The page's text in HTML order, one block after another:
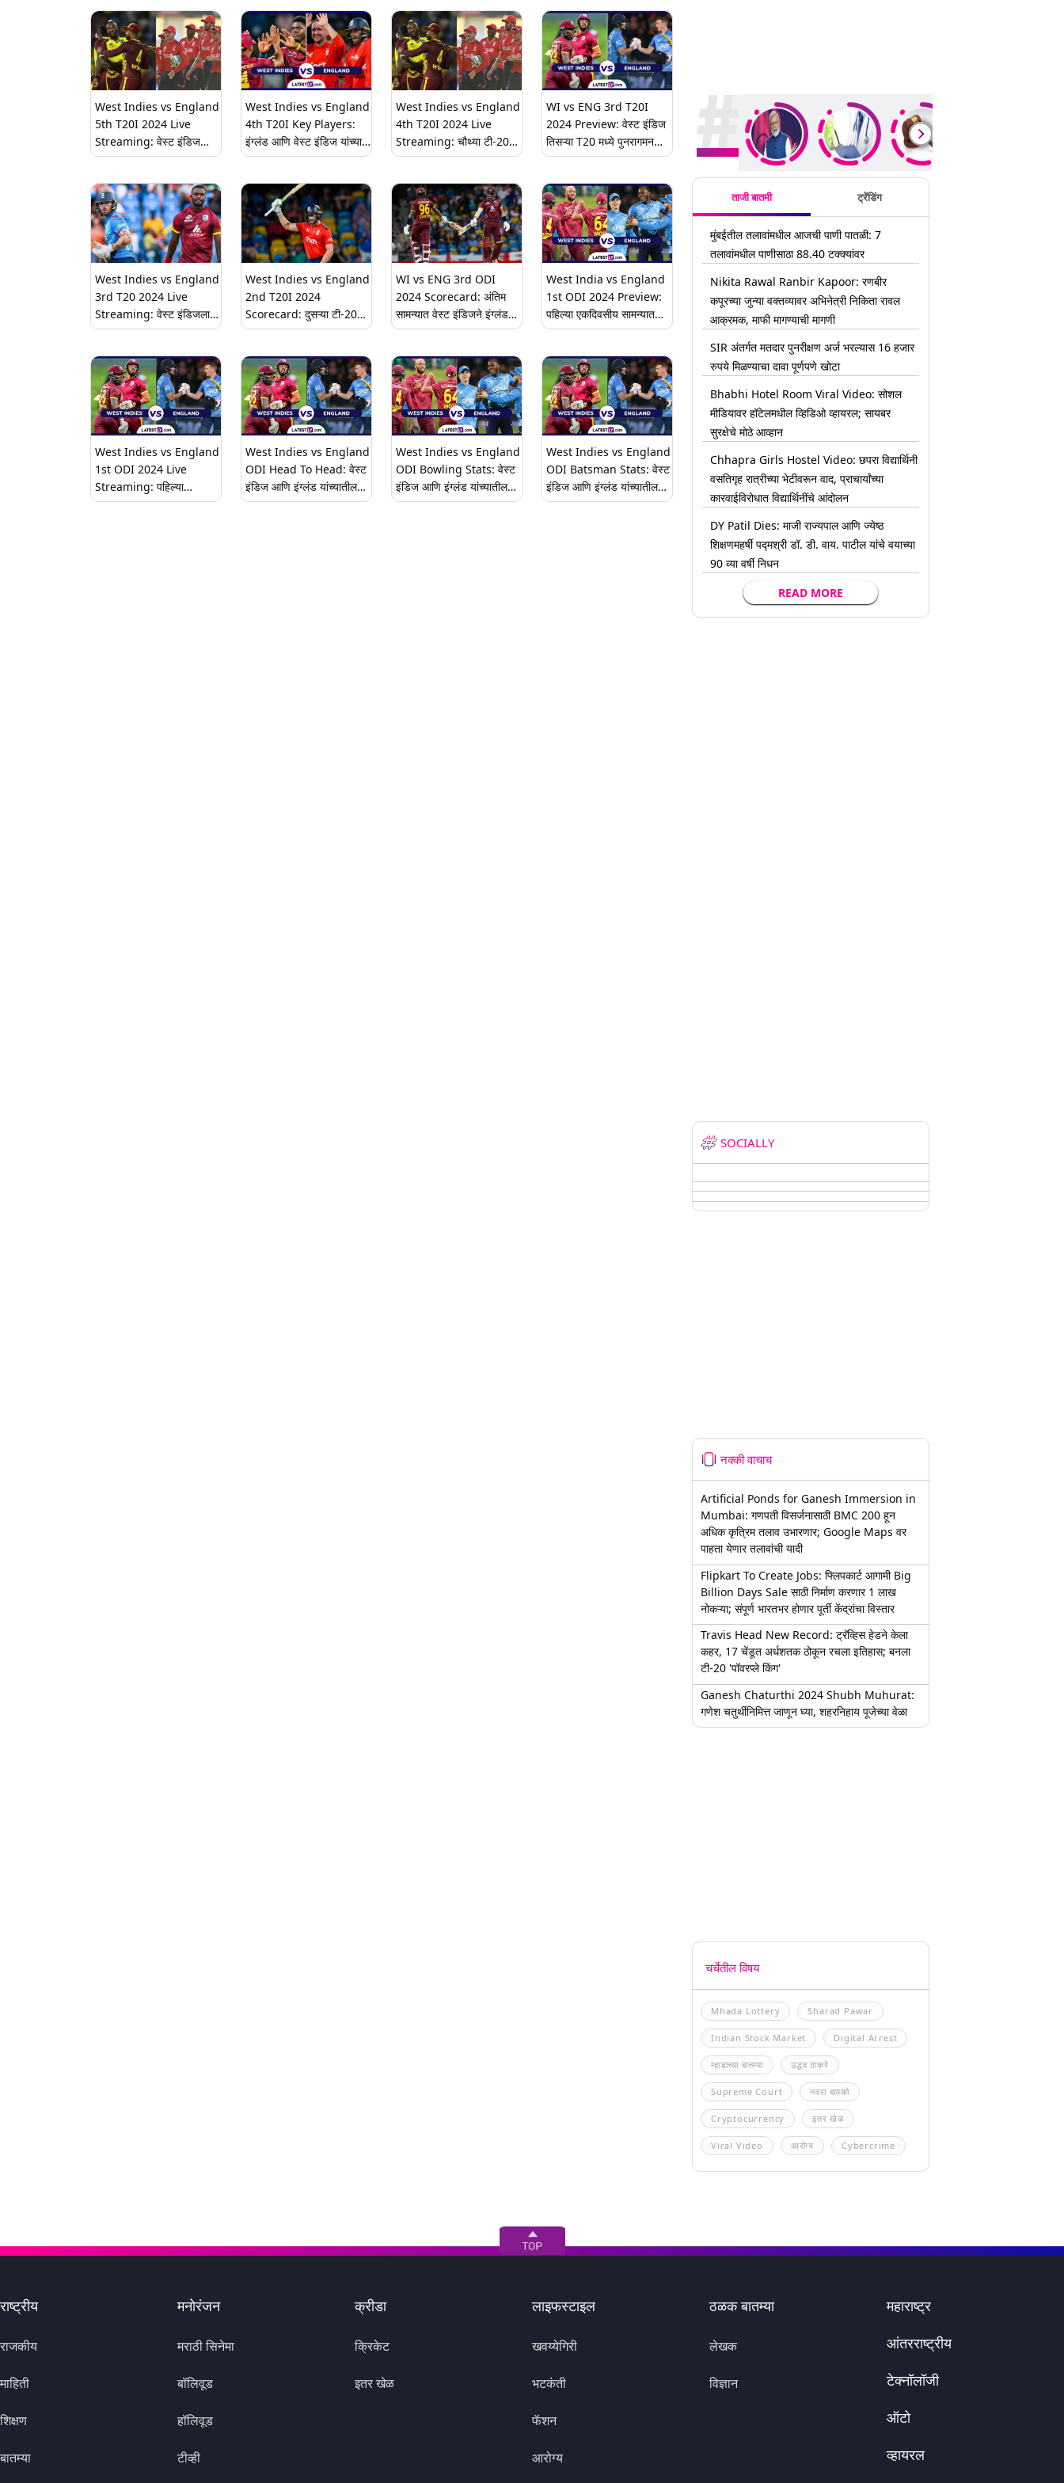
West Indies vs England
5th T20I 2024 Live
Streaming: वेस्ट इंडिज
आणि इंग्लंड यांच्यात खेळवला
भारतात कधी अन् कुठे घेणार थेट
सामन्याचा आनंद?
West Indies vs England
4th T20I Key Players:
इंग्लंड आणि वेस्ट इंडिज यांच्यात
खेळला जाणार रोमांचक सामना,
दिग्गज खेळाडूंवर
West Indies vs England
4th T20I 2024 Live
Streaming: चौथ्या टी-20
मध्ये इंग्लंडला कडवी टक्कर
मैदानात, इथे जाणून घ्या भारतात
थेट सामन्याचा कधी अन् कुठे
घेणार आनंद
WI vs ENG 3rd T20I
2024 Preview: वेस्ट इंडिज
तिसऱ्या T20 मध्ये पुनरागमन
करेल की इंग्लंड मालिका ताब्यात
अहवाल आणि लाईव्ह
स्ट्रीमिंगबद्दल घ्या जाणून
West Indies vs England
3rd T20 2024 Live
Streaming: वेस्ट इंडिजला
पराभूत करून मालिका
तिसऱ्या T20 मध्ये उतरणार,
जाणून घ्या भारतात थेट सामन्याचे
प्रक्षेपण कधी, कुठे आणि कसे
पहाल
West Indies vs England
2nd T20I 2024
Scorecard: दुसऱ्या टी-20
सामन्यात इंग्लंडने वेस्ट इंडिजचा
मालिकेत 2-0 अशी आघाडी
घेतली; जोस बटलरने शानदार
खेळी केली
WI vs ENG 3rd ODI
2024 Scorecard: अंतिम
सामन्यात वेस्ट इंडिजने इंग्लंडचा
8 गडी राखून केला पराभव,
कार्टी आणि ब्रँडन यांनी
झळकावली शतके
West India vs England
1st ODI 2024 Preview:
पहिल्या एकदिवसीय सामन्यात
वेस्ट इंडिज आणि इंग्लंड यांच्यात
जाणून घ्या हेड टू हेड, लाइव्ह
स्ट्रीमिंहसह संपूर्ण अहवाल
West Indies vs England
1st ODI 2024 Live
Streaming: पहिल्या
एकदिवसीय सामन्यात वेस्ट इंडिज
West Indies vs England
ODI Head To Head: वेस्ट
इंडिज आणि इंग्लंड यांच्यातील
एकदिवसीय सामन्यात कोणाचे
West Indies vs England
ODI Bowling Stats: वेस्ट
इंडिज आणि इंग्लंड यांच्यातील
वनडे सामन्यात 'या' गोलंदाजांनी
West Indies vs England
ODI Batsman Stats: वेस्ट
इंडिज आणि इंग्लंड यांच्यातील
एकदिवसीय सामन्यात 'या'
ताजी बातमी ट्रेंडिंग
मुंबईतील तलावांमधील आजची पाणी पातळी: 7
तलावांमधील पाणीसाठा 88.40 टक्क्यांवर
Nikita Rawal Ranbir Kapoor: रणबीर
कपूरच्या जुन्या वक्तव्यावर अभिनेत्री निकिता रावल
आक्रमक, माफी मागण्याची मागणी
SIR अंतर्गत मतदार पुनरीक्षण अर्ज भरल्यास 16 हजार
रुपये मिळण्याचा दावा पूर्णपणे खोटा
Bhabhi Hotel Room Viral Video: सोशल
मीडियावर हॉटेलमधील व्हिडिओ व्हायरल; सायबर
सुरक्षेचे मोठे आव्हान
Chhapra Girls Hostel Video: छपरा विद्यार्थिनी
वसतिगृह रात्रीच्या भेटीवरून वाद, प्राचार्यांच्या
कारवाईविरोधात विद्यार्थिनींचे आंदोलन
DY Patil Dies: माजी राज्यपाल आणि ज्येष्ठ
शिक्षणमहर्षी पद्मश्री डॉ. डी. वाय. पाटील यांचे वयाच्या
90 व्या वर्षी निधन
READ MORE
SOCIALLY
नक्की वाचाच
Artificial Ponds for Ganesh Immersion in
Mumbai: गणपती विसर्जनासाठी BMC 200 हून
अधिक कृत्रिम तलाव उभारणार; Google Maps वर
पाहता येणार तलावांची यादी
Flipkart To Create Jobs: फ्लिपकार्ट आगामी Big
Billion Days Sale साठी निर्माण करणार 1 लाख
नोकऱ्या; संपूर्ण भारतभर होणार पूर्ती केंद्रांचा विस्तार
Travis Head New Record: ट्रॅव्हिस हेडने केला
कहर, 17 चेंडूत अर्धशतक ठोकून रचला इतिहास; बनला
टी-20 'पॉवरप्ले किंग'
Ganesh Chaturthi 2024 Shubh Muhurat:
गणेश चतुर्थीनिमित्त जाणून घ्या, शहरनिहाय पूजेच्या वेळा
चर्चेतील विषय
Mhada Lottery Sharad Pawar
Indian Stock Market Digital Arrest
म्हाडाच्या बातम्या उद्धव ठाकरे
Supreme Court नवरा बायको
Cryptocurrency इतर खेळ
Viral Video आरोग्य Cybercrime
राष्ट्रीय
राजकीय
माहिती
शिक्षण
बातम्या
मनोरंजन
मराठी सिनेमा
बॉलिवूड
हॉलिवूड
टीव्ही
क्रीडा
क्रिकेट
इतर खेळ
लाइफस्टाइल
खवय्येगिरी
भटकंती
फॅशन
आरोग्य
ठळक बातम्या
लेखक
विज्ञान
महाराष्ट्र
आंतरराष्ट्रीय
टेक्नॉलॉजी
ऑटो
व्हायरल